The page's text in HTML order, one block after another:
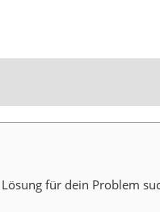
für dein Problem